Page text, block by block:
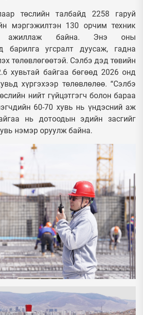
төслийн талбайд 2258 гаруй
мэргэжилтэн 130 орчим техник
ажиллаж байна. Энэ оны
барилга угсралт дуусаж, гадна
төлөвлөгөөтэй. Сэлбэ дэд төвийн
хувьтай байгаа бөгөөд 2026 онд
хүргэхээр төлөвлөлөө. “Сэлбэ
нийт гүйцэтгэгч болон бараа
60-70 хувь нь үндэсний аж
нь дотоодын эдийн засгийг
нэмэр оруулж байна.